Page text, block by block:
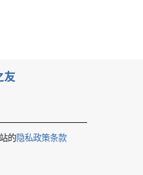
友
的隐私政策条款